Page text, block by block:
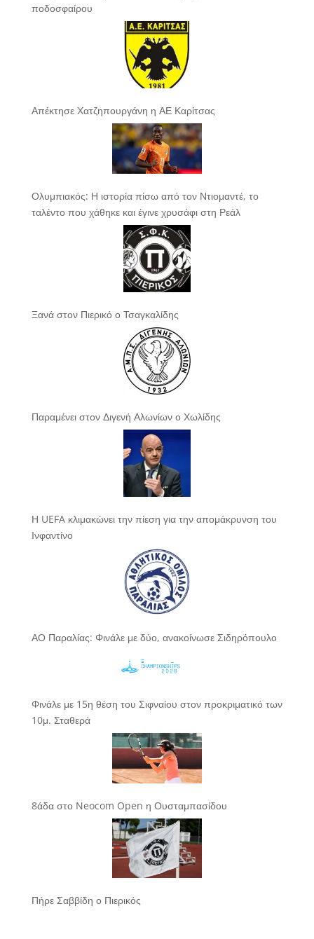
ποδοσφαίρου
Απέκτησε Χατζηπουργάνη η ΑΕ Καρίτσας
Ολυμπιακός: Η ιστορία πίσω από τον Ντιομαντέ, το
ταλέντο που χάθηκε και έγινε χρυσάφι στη Ρεάλ
Ξανά στον Πιερικό ο Τσαγκαλίδης
Παραμένει στον Διγενή Αλωνίων ο Χωλίδης
Η UEFA κλιμακώνει την πίεση για την απομάκρυνση του
Ινφαντίνο
ΑΟ Παραλίας: Φινάλε με δύο, ανακοίνωσε Σιδηρόπουλο
Φινάλε με 15η θέση του Σιφναίου στον προκριματικό των
10μ. Σταθερά
8άδα στο Neocom Open η Ουσταμπασίδου
Πήρε Σαββίδη ο Πιερικός